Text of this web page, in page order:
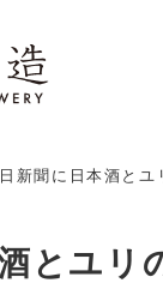
新聞に日本酒と
とユリ